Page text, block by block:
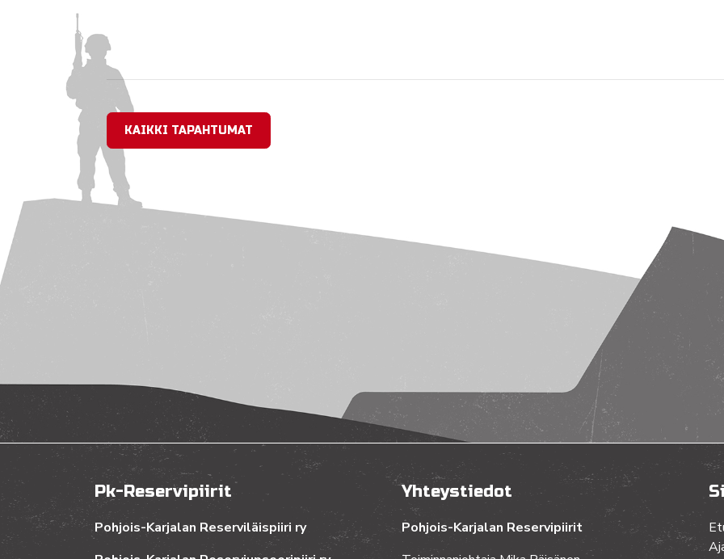
KAIKKI TAPAHTUMAT
Pk-Reservipiirit
Pohjois-Karjalan Reserviläispiiri ry
Yhteystiedot
Pohjois-Karjalan Reservipiirit